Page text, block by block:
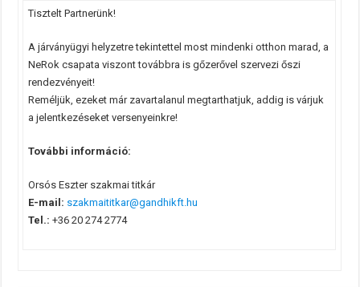
Tisztelt Partnerünk!
A járványügyi helyzetre tekintettel most mindenki otthon marad, a
NeRok csapata viszont továbbra is gőzerővel szervezi őszi
rendezvényeit!
Reméljük, ezeket már zavartalanul megtarthatjuk, addig is várjuk
a jelentkezéseket versenyeinkre!
További információ:
Orsós Eszter szakmai titkár
E-mail: szakmaititkar@gandhikft.hu
Tel.: +36 20 274 2774